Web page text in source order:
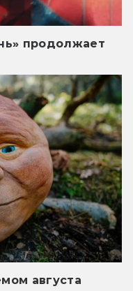
продолжает
августа